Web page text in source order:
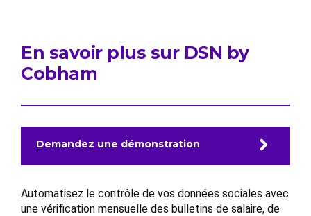
En savoir plus sur DSN by
Cobham
Demandez une démonstration
Automatisez le contrôle de vos données sociales avec
une vérification mensuelle des bulletins de salaire, de